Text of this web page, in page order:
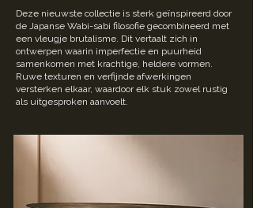
Deze nieuwste collectie is sterk geïnspireerd door
de Japanse Wabi-sabi filosofie gecombineerd met
een vleugje brutalisme. Dit vertaalt zich in
ontwerpen waarin imperfectie en puurheid
samenkomen met krachtige, heldere vormen.
Ruwe texturen en verfijnde afwerkingen
versterken elkaar, waardoor elk stuk zowel rustig
als uitgesproken aanvoelt.